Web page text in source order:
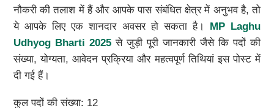
नौकरी की तलाश में हैं और आपके पास संबंधित क्षेत्र में अनुभव है, तो
ये आपके लिए एक शानदार अवसर हो सकता है। MP Laghu
Udhyog Bharti 2025से जुड़ी पूरी जानकारी जैसे कि पदों की
संख्या, योग्यता, आवेदन प्रक्रिया और महत्वपूर्ण तिथियां इस पोस्ट में
दी गई हैं।
कुल पदों की संख्या: 12